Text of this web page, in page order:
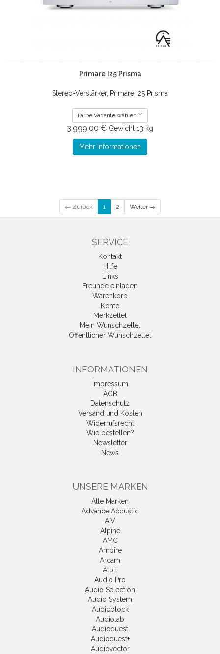
Primare I25 Prisma
Stereo-Verstärker, Primare I25 Prisma
Farbe Variante wählen
3.999.00 € Gewicht 13 kg
Mehr Informationen
← Zurück 1 2 Weiter →
SERVICE
Kontakt
Hilfe
Links
Freunde einladen
Warenkorb
Konto
Merkzettel
Mein Wunschzettel
Öffentlicher Wunschzettel
INFORMATIONEN
Impressum
AGB
Datenschutz
Versand und Kosten
Widerrufsrecht
Wie bestellen?
Newsletter
News
UNSERE MARKEN
Alle Marken
Advance Acoustic
AIV
Alpine
AMC
Ampire
Arcam
Atoll
Audio Pro
Audio Selection
Audio System
Audioblock
Audiolab
Audioquest
Audioquest+
Audiovector